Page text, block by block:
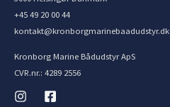
+45 49 20 00 44
kontakt@kronborgmarinebaadudstyr.dk
Kronborg Marine Bådudstyr ApS
CVR.nr.: 4289 2556